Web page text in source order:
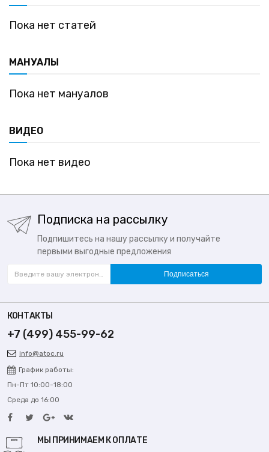
Пока нет статей
МАНУАЛЫ
Пока нет мануалов
ВИДЕО
Пока нет видео
Подписка на рассылку
Подпишитесь на нашу рассылку и получайте
первыми выгодные предложения
Подписаться
КОНТАКТЫ
+7 (499) 455-99-62
info@atoc.ru
График работы:
Пн-Пт 10:00-18:00
Среда до 16:00
МЫ ПРИНИМАЕМ К ОПЛАТЕ